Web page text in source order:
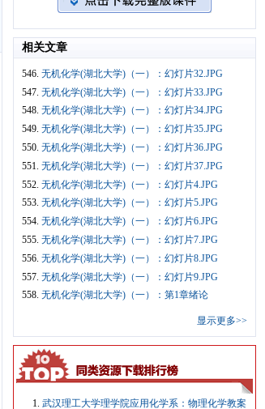
相关文章
546. 无机化学(湖北大学)（一）：幻灯片32.JPG
547. 无机化学(湖北大学)（一）：幻灯片33.JPG
548. 无机化学(湖北大学)（一）：幻灯片34.JPG
549. 无机化学(湖北大学)（一）：幻灯片35.JPG
550. 无机化学(湖北大学)（一）：幻灯片36.JPG
551. 无机化学(湖北大学)（一）：幻灯片37.JPG
552. 无机化学(湖北大学)（一）：幻灯片4.JPG
553. 无机化学(湖北大学)（一）：幻灯片5.JPG
554. 无机化学(湖北大学)（一）：幻灯片6.JPG
555. 无机化学(湖北大学)（一）：幻灯片7.JPG
556. 无机化学(湖北大学)（一）：幻灯片8.JPG
557. 无机化学(湖北大学)（一）：幻灯片9.JPG
558. 无机化学(湖北大学)（一）：第1章绪论
显示更多>>
武汉理工大学理学院应用化学系：物理化学教案